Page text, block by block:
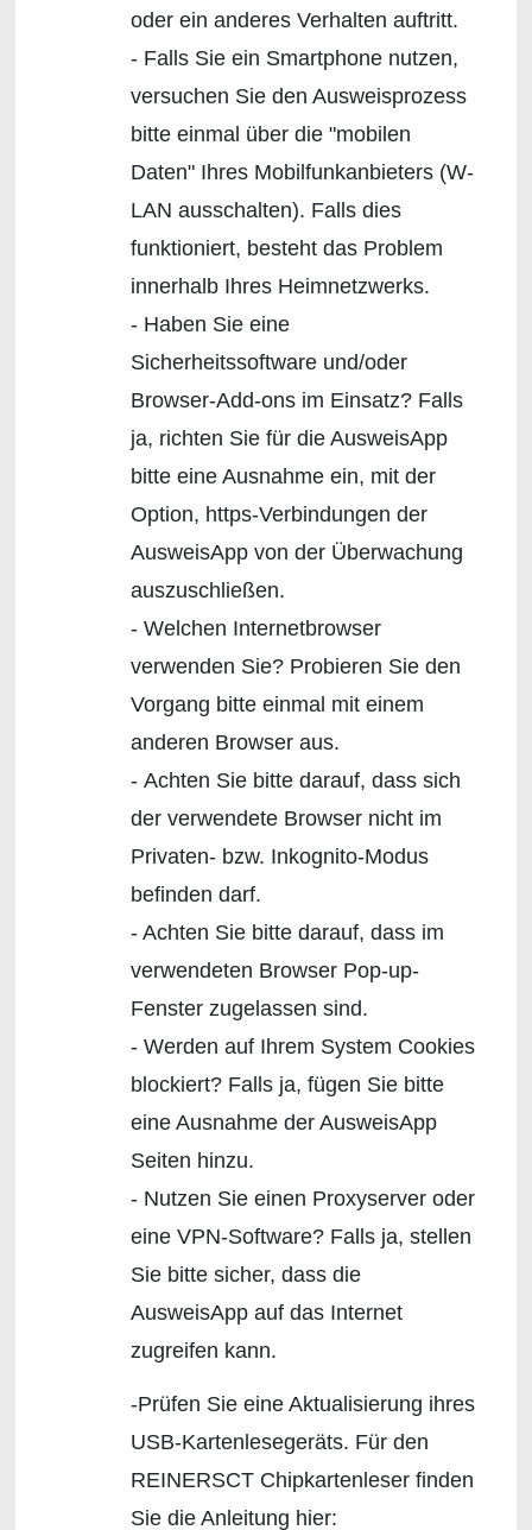
oder ein anderes Verhalten auftritt.
- Falls Sie ein Smartphone nutzen,
versuchen Sie den Ausweisprozess
bitte einmal über die "mobilen
Daten" Ihres Mobilfunkanbieters (W-
LAN ausschalten). Falls dies
funktioniert, besteht das Problem
innerhalb Ihres Heimnetzwerks.
- Haben Sie eine
Sicherheitssoftware und/oder
Browser-Add-ons im Einsatz? Falls
ja, richten Sie für die AusweisApp
bitte eine Ausnahme ein, mit der
Option, https-Verbindungen der
AusweisApp von der Überwachung
auszuschließen.
- Welchen Internetbrowser
verwenden Sie? Probieren Sie den
Vorgang bitte einmal mit einem
anderen Browser aus.
- Achten Sie bitte darauf, dass sich
der verwendete Browser nicht im
Privaten- bzw. Inkognito-Modus
befinden darf.
- Achten Sie bitte darauf, dass im
verwendeten Browser Pop-up-
Fenster zugelassen sind.
- Werden auf Ihrem System Cookies
blockiert? Falls ja, fügen Sie bitte
eine Ausnahme der AusweisApp
Seiten hinzu.
- Nutzen Sie einen Proxyserver oder
eine VPN-Software? Falls ja, stellen
Sie bitte sicher, dass die
AusweisApp auf das Internet
zugreifen kann.
-Prüfen Sie eine Aktualisierung ihres
USB-Kartenlesegeräts. Für den
REINERSCT Chipkartenleser finden
Sie die Anleitung hier: